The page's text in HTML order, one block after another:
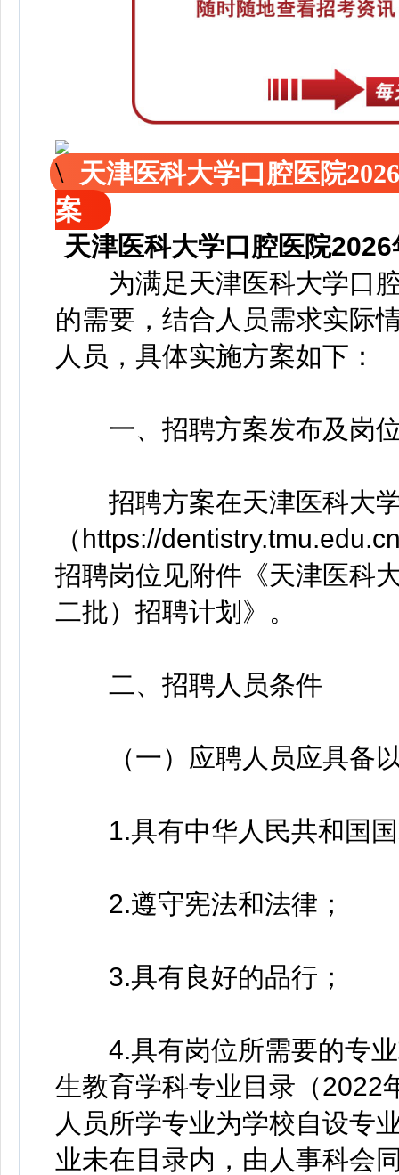
天津医科大学口腔医院
案
天津医科大学口腔医院
为满足天津医科大学口腔
的需要，结合人员需求实际
人员，具体实施方案如下：
一、招聘方案发布及岗
招聘方案在天津医科大学
（https://
招聘岗位见附件《天津医科
二批）招聘计划》。
二、招聘人员条件
（一）应聘人员应具备
1.具有中华人民共和国国
2.遵守宪法和法律；
3.具有良好的品行；
4.具有岗位所需要的专业
生教育学科专业目录（2022
人员所学专业为学校自设专
业未在目录内，由人事科会